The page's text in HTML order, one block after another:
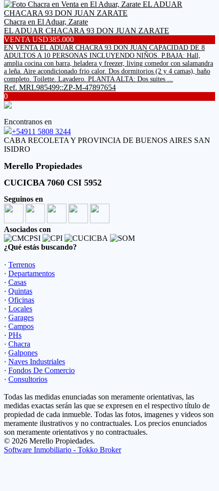
Chacra en El Aduar, Zarate
EL ADUAR CHACARA 93 DON JUAN ZARATE
VENTA USD385.000
EN VENTA EL ADUAR CHACRA 93 DON JUAN CAPACIDAD DE 8
ADULTOS A 10 PERSONAS INCLUYENDO NIÑOS. P.BAJA: Hall,
amplia cocina con barra, heladera y freezer, living comedor con salamandra
a leña. Aire acondicionado frio calor. Dos dormitorios (2 y 4 camas), baño
completo. Toilette. Lavadero. PLANTA ALTA: Dos suites ...
Ref. MRL985499::ZP-M-47897654
0
Encontranos en
+54911 5808 3244
CABA RECOLETA Y PROVINCIA DE BUENOS AIRES SAN
ISIDRO
Merello Propiedades
CUCICBA 7060 CSI 5952
Seguinos en
Asociados con
¿Qué estás buscando?
· Terrenos
· Departamentos
· Casas
· Quintas
· Oficinas
· Locales
· Garages
· Campos
· PHs
· Chacra
· Galpones
· Naves Industriales
· Fondos De Comercio
· Consultorios
Todas las medidas enunciadas son meramente orientativas, las
medidas exactas serán las que se expresen en el respectivo título de
propiedad de cada inmueble. Todas las fotos, imagenes y videos son
meramente ilustrativos y no contractuales. Los precios enunciados
son meramente orientativos y no contractuales.
© 2026 Merello Propiedades.
Software Inmobiliario - Tokko Broker